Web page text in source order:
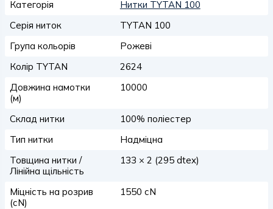
Категорія
Нитки TYTAN 100
Серія ниток
TYTAN 100
Група кольорів
Рожеві
Колір TYTAN
2624
Довжина намотки
(м)
10000
Склад нитки
100% поліестер
Тип нитки
Надміцна
Товщина нитки /
Лінійна щільність
133 × 2 (295 dtex)
Міцність на розрив
(сN)
1550 сN